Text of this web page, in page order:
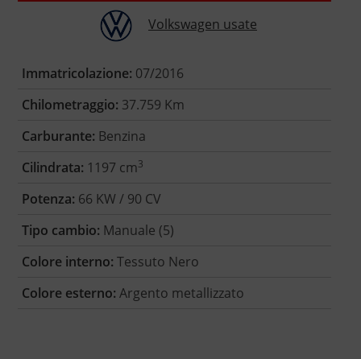
Volkswagen usate
Immatricolazione: 07/2016
Chilometraggio: 37.759 Km
Carburante: Benzina
Cilindrata: 1197 cm3
Potenza: 66 KW / 90 CV
Tipo cambio: Manuale (5)
Colore interno: Tessuto Nero
Colore esterno: Argento metallizzato